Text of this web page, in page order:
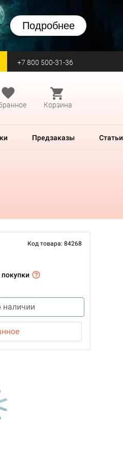
Подробнее
+7 800 500-31-36
Корзина
Предзаказы Статьи
Код товара: 84268
наличии